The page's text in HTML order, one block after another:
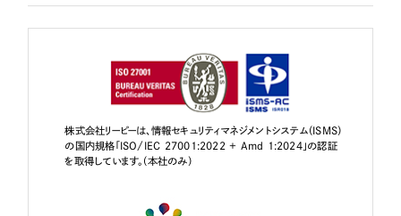
株式会社リーピーは、情報セキュリティマネジメントシステム（ISMS）
の国内規格「ISO/IEC 27001:2022 + Amd 1:2024」の認証
を取得しています。（本社のみ）